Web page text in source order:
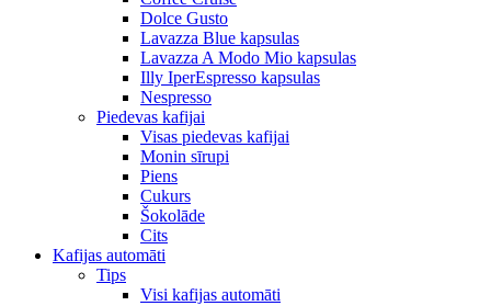
Dolce Gusto
Lavazza Blue kapsulas
Lavazza A Modo Mio kapsulas
Illy IperEspresso kapsulas
Nespresso
Piedevas kafijai
Visas piedevas kafijai
Monin sīrupi
Piens
Cukurs
Šokolāde
Cits
Kafijas automāti
Tips
Visi kafijas automāti